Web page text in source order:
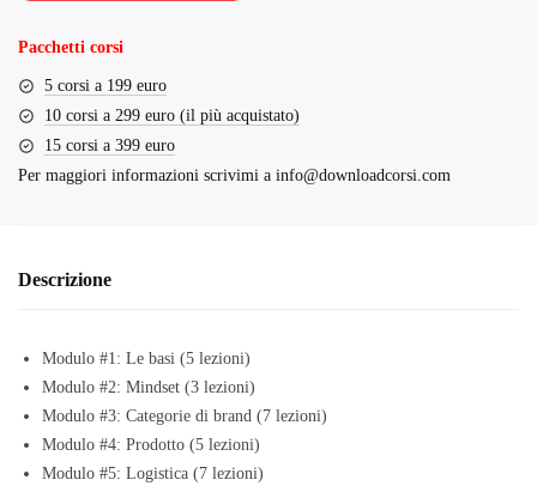
Pacchetti corsi
5 corsi a 199 euro
10 corsi a 299 euro (il più acquistato)
15 corsi a 399 euro
Per maggiori informazioni scrivimi a info@downloadcorsi.com
Descrizione
Modulo #1: Le basi (5 lezioni)
​Modulo #2: Mindset (3 lezioni)
​Modulo #3: Categorie di brand (7 lezioni)
​Modulo #4: Prodotto (5 lezioni)
​Modulo #5: Logistica (7 lezioni)